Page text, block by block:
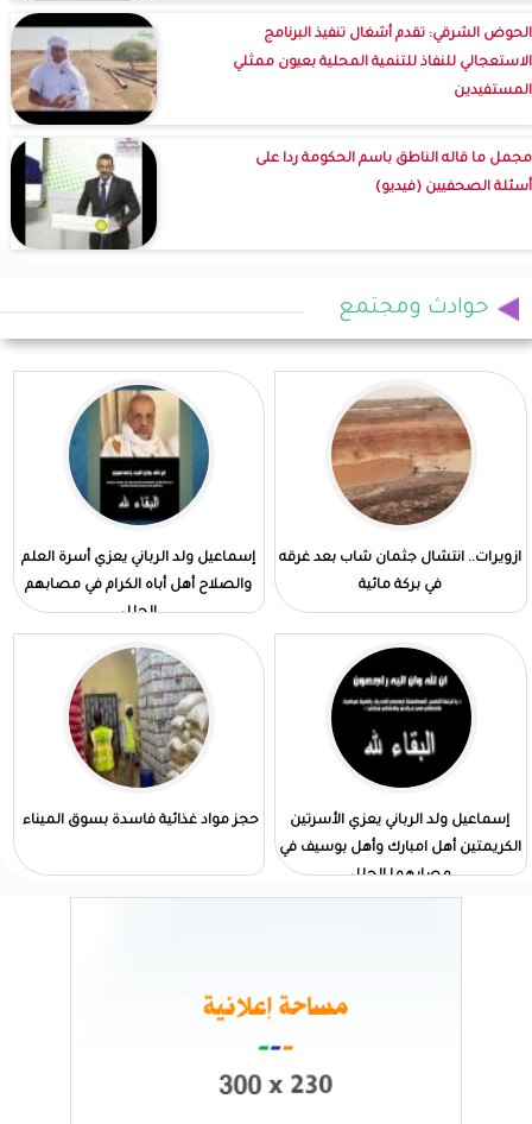
الحوض الشرقي: تقدم أشغال تنفيذ البرنامج
الاستعجالي للنفاذ للتنمية المحلية بعيون ممثلي
المستفيدين
مجمل ما قاله الناطق باسم الحكومة ردا على
أسئلة الصحفيين (فيديو)
حوادث ومجتمع
ازويرات.. انتشال جثمان شاب بعد غرقه
في بركة مائية
إسماعيل ولد الرباني يعزي أسرة العلم
والصلاح أهل أباه الكرام في مصابهم
الجلل
إسماعيل ولد الرباني يعزي الأسرتين
الكريمتين أهل امبارك وأهل بوسيف في
مصابهما الجلل
حجز مواد غذائية فاسدة بسوق الميناء